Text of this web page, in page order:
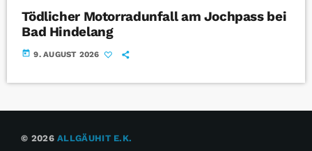
Tödlicher Motorradunfall am Jochpass bei
Bad Hindelang
today 9. AUGUST 2026
© 2026ALLGÄUHIT E.K.